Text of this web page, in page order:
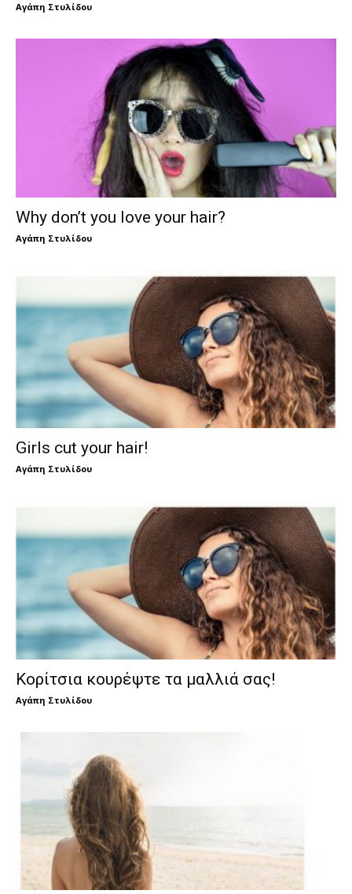
Αγάπη Στυλίδου
Why don’t you love your hair?
Αγάπη Στυλίδου
Girls cut your hair!
Αγάπη Στυλίδου
Κορίτσια κουρέψτε τα μαλλιά σας!
Αγάπη Στυλίδου